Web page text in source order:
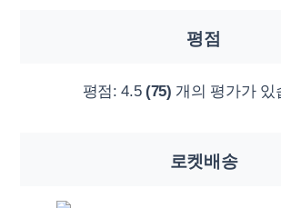
평점
평점:4.5 (75) 개의 평가가 있
로켓배송